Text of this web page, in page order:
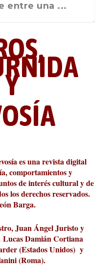
nos vamos ...
entre una ...
de la Le...
númer...
Lo que d...
de Sicil...
novela ne...
es una revista digital
comportamientos y
de interés cultural y de
los derechos reservados.
Barga.
Juan Ángel Juristo y
Lucas Damián Cortiana
(Estados Unidos) y
(Roma).